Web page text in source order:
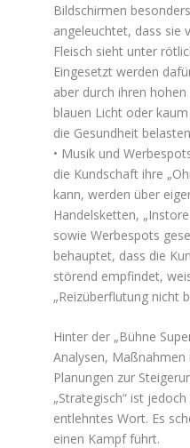
Bildschirmen
angeleuchtet, dass sie
Fleisch sieht unter
Eingesetzt werden
aber durch ihren
blauen Licht oder
die Gesundheit
• Musik und
die Kundschaft ihre
kann, werden über
Handelsketten,
sowie Werbespots
behauptet, dass die
störend empfindet,
„Reizüberflutung nicht
Hinter der „Bühne
Analysen, Maßnahmen
Planungen zur
„Strategisch“ ist
entlehntes Wort. Es
einen Kampf führt.